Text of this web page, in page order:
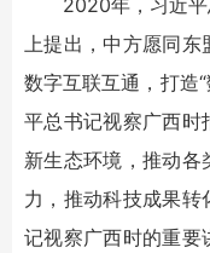
2020年，习近
上提出，中方愿同
数字互联互通，打造
平总书记视察广西时
新生态环境，推动
力，推动科技成果转
记视察广西时的重要